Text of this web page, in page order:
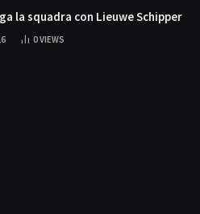
la squadra con Lieuwe Schipper
0VIEWS